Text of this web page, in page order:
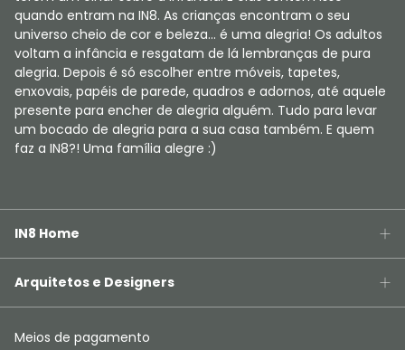
quando entram na IN8. As crianças encontram o seu
universo cheio de cor e beleza... é uma alegria! Os adultos
voltam a infância e resgatam de lá lembranças de pura
alegria. Depois é só escolher entre móveis, tapetes,
enxovais, papéis de parede, quadros e adornos, até aquele
presente para encher de alegria alguém. Tudo para levar
um bocado de alegria para a sua casa também. E quem
faz a IN8?! Uma família alegre :)
IN8 Home
Arquitetos e Designers
Meios de pagamento